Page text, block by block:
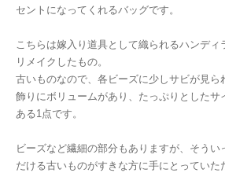
セントになってくれるバッグです。
こちらは嫁入り道具として織られるハンディ
リメイクしたもの。
古いものなので、各ビーズに少しサビが見ら
飾りにボリュームがあり、たっぷりとしたサ
ある1点です。
ビーズなど繊細の部分もありますが、そうい
だける古いものがすきな方に手にとっていた